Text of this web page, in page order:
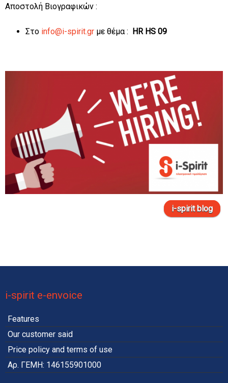
Αποστολή Βιογραφικών :
Στο info@i-spirit.gr με θέμα : HR HS 09
i-spirit blog
i-spirit e-envoice
Features
Our customer said
Price policy and terms of use
Αρ. ΓΕΜΗ: 146155901000